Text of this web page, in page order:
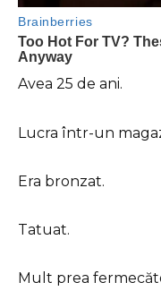
Avea 25 de ani.
Lucra într-un
Era bronzat.
Tatuat.
Mult prea